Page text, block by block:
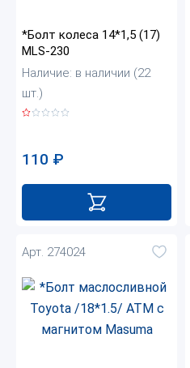
*Болт колеса 14*1,5 (17)
MLS-230
Наличие: в наличии (22
шт.)
110 ₽
Арт. 274024